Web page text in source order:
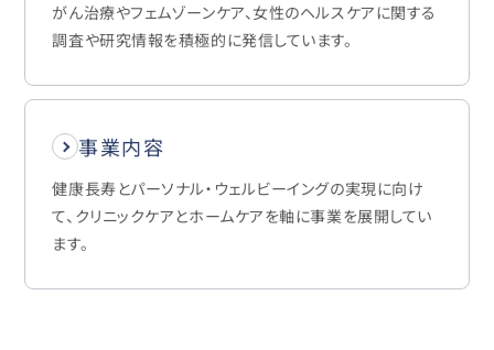
がん治療やフェムゾーンケア、女性のヘルスケアに関する
調査や研究情報を積極的に発信しています。
事業内容
健康長寿とパーソナル・ウェルビーイングの実現に向け
て、クリニックケアとホームケアを軸に事業を展開してい
ます。